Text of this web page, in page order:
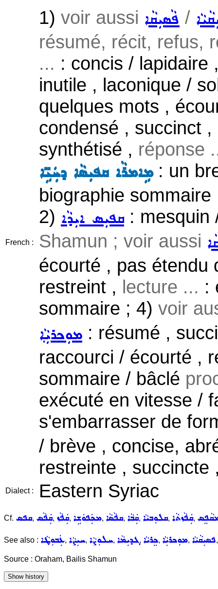
French :
1) voir aussi ܦܵܣܝܼܩܵܐ /
résumé, récit, refus,
... : concis / lapidaire
inutile , laconique /
quelques mots ,
condensé , succinct
synthétisé , réponse
ܡܹܐܡܪܵܐ ܩܦܝܼܣܵܐ ܕܚܲܝܹ̈ܐ: un
biographie
2) ܩܦܝܼܣ ܐܝܼܕܵܐ :
Shamun ; voir aussi
écourté , pas étendu
restreint , lecture ... :
sommaire ; 4) voir
ܡܘܼܟܪܝܼܵܐ : résumé ,
raccourci / écourté ,
sommaire / bâclé
exécuté en vitesse /
s'embarrasser de
/ brève , concise,
restreinte ,
Dialect : Eastern Syriac
Cf. ܩܦܣ, ܩܲܦܵܣ, ܩܲܦܵܙ, ܡܟܲܦܘܿܫܹܐ, ܩܦܵܣܵܐ, ܩܲܒܵܐ, ܩܠܘܼܒܝܵܐ, ܩܲܦܵܙܬܵܐ,
See also : ܥܲܒܘܼܛܵܐ, ܚܝܼܨܵܐ, ܚܠܘܼܨܵܐ, ܓܕܝܼܡܵܐ, ܟܸܪܝܵܐ, ܡܘܼܟܪܝܼܵܐ, ܦܣܝܼܩܵܝܵܐ
Source : Oraham, Bailis Shamun